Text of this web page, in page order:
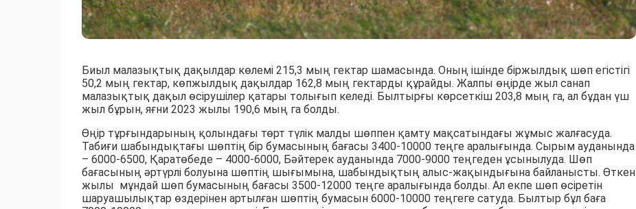
Биыл малазықтық дақылдар көлемі 215,3 мың гектар шамасында. Оның ішінде біржылдық шөп егістігі
50,2 мың гектар, көпжылдық дақылдар 162,8 мың гектарды құрайды. Жалпы өңірде жыл санап
малазықтық дақыл өсірушілер қатары толығып келеді. Былтырғы көрсеткіш 203,8 мың га, ал бұдан үш
жыл бұрын, яғни 2023 жылы 190,6 мың га болды.
Өңір тұрғындарының қолындағы төрт түлік малды шөппен қамту мақсатындағы жұмыс жалғасуда.
Табиғи шабындықтағы шөптің бір бумасының бағасы 3400-10000 теңге аралығында. Сырым ауданында
– 6000-6500, Қаратөбеде – 4000-6000, Бәйтерек ауданында 7000-9000 теңгеден ұсынылуда. Шөп
бағасының әртүрлі болуына шөптің шығымына, шабындықтың алыс-жақындығына байланысты. Өткен
жылы мұндай шөп бумасының бағасы 3500-12000 теңге аралығында болды. Ал екпе шөп өсіретін
шаруашылықтар өздерінен артылған шөптің бумасын 6000-10000 теңгеге сатуда. Былтыр бұл баға